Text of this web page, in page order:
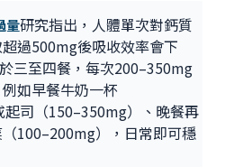
量研究指出，人體單次對鈣質
過500mg後吸收效率會下
三至四餐，每次200–350mg
如早餐牛奶一杯
起司（150–350mg）、晚餐再
100–200mg），日常即可穩